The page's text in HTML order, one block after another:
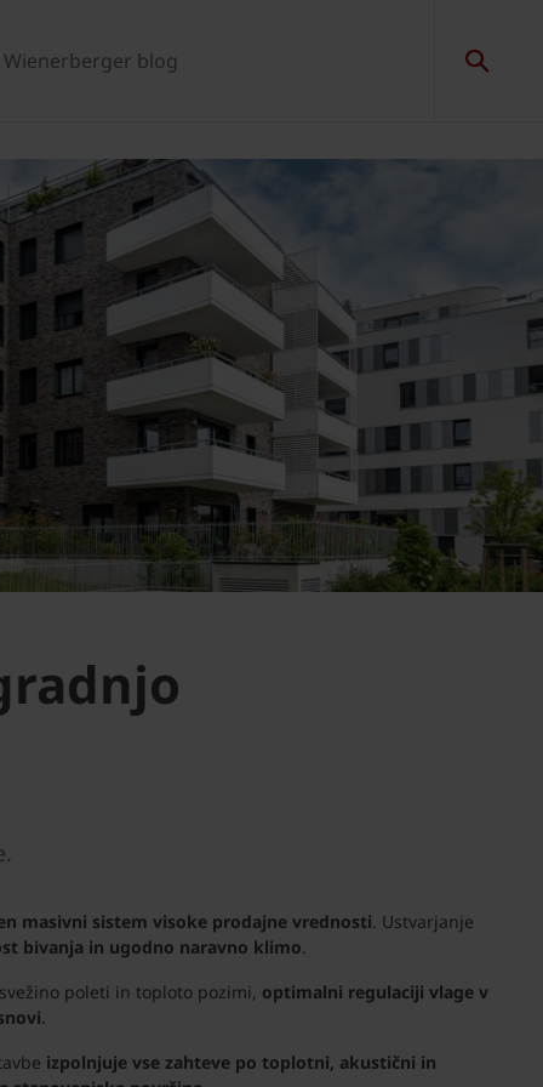
Wienerberger blog
masivni sistem visoke prodajne vrednosti. Ustvarjanje
bivanja in ugodno naravno klimo.
poleti in toploto pozimi, optimalni regulaciji vlage v
.
izpolnjuje vse zahteve po toplotni, akustični in